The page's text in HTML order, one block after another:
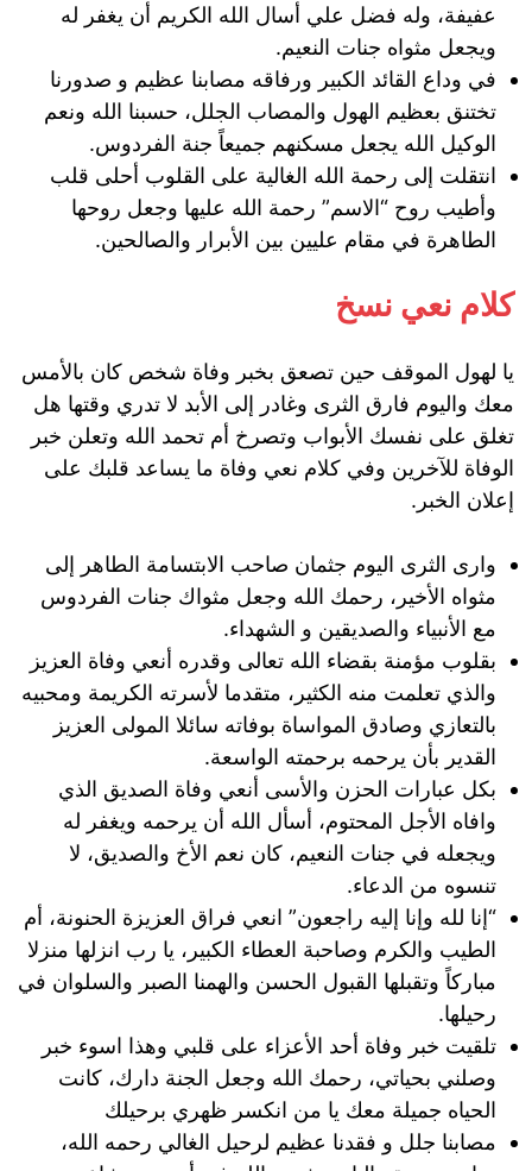
عفيفة، وله فضل علي أسال الله الكريم أن يغفر له
ويجعل مثواه جنات النعيم.
في وداع القائد الكبير ورفاقه مصابنا عظيم و صدورنا
تختنق بعظيم الهول والمصاب الجلل، حسبنا الله ونعم
الوكيل الله يجعل مسكنهم جميعاً جنة الفردوس.
انتقلت إلى رحمة الله الغالية على القلوب أحلى قلب
وأطيب روح “الاسم” رحمة الله عليها وجعل روحها
الطاهرة في مقام عليين بين الأبرار والصالحين.
كلام نعي نسخ
يا لهول الموقف حين تصعق بخبر وفاة شخص كان بالأمس
معك واليوم فارق الثرى وغادر إلى الأبد لا تدري وقتها هل
تغلق على نفسك الأبواب وتصرخ أم تحمد الله وتعلن خبر
الوفاة للآخرين وفي كلام نعي وفاة ما يساعد قلبك على
إعلان الخبر.
وارى الثرى اليوم جثمان صاحب الابتسامة الطاهر إلى
مثواه الأخير، رحمك الله وجعل مثواك جنات الفردوس
مع الأنبياء والصديقين و الشهداء.
بقلوب مؤمنة بقضاء الله تعالى وقدره أنعي وفاة العزيز
والذي تعلمت منه الكثير، متقدما لأسرته الكريمة ومحبيه
بالتعازي وصادق المواساة بوفاته سائلا المولى العزيز
القدير بأن يرحمه برحمته الواسعة.
بكل عبارات الحزن والأسى أنعي وفاة الصديق الذي
وافاه الأجل المحتوم، أسأل الله أن يرحمه ويغفر له
ويجعله في جنات النعيم، كان نعم الأخ والصديق، لا
تنسوه من الدعاء.
“إنا لله وإنا إليه راجعون” انعي فراق العزيزة الحنونة، أم
الطيب والكرم وصاحبة العطاء الكبير، يا رب انزلها منزلا
مباركاً وتقبلها القبول الحسن والهمنا الصبر والسلوان في
رحيلها.
تلقيت خبر وفاة أحد الأعزاء على قلبي وهذا اسوء خبر
وصلني بحياتي، رحمك الله وجعل الجنة دارك، كانت
الحياه جميلة معك يا من انكسر ظهري برحيلك
مصابنا جلل و فقدنا عظيم لرحيل الغالي رحمه الله،